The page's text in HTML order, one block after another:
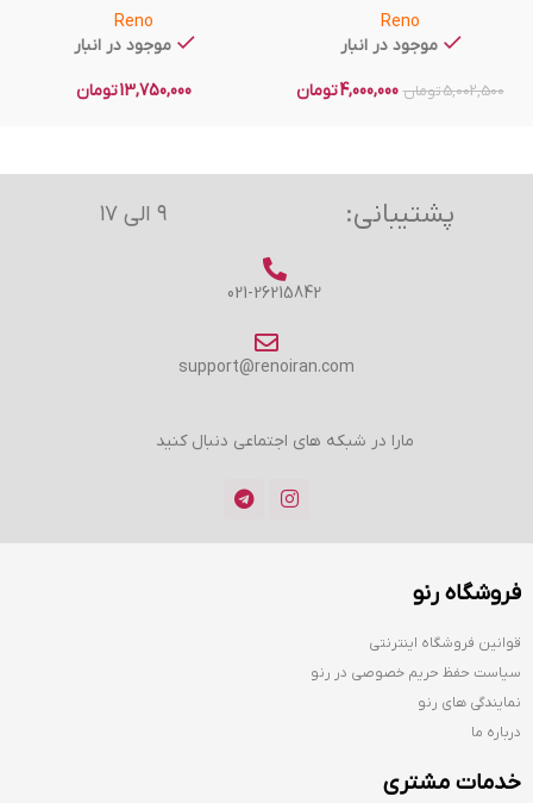
Reno
موجود در انبار
5,002,500تومان 4,000,000تومان
Reno
موجود در انبار
13,750,000تومان
پشتیبانی: ۹ الی ۱۷
021-26215842
support@renoiran.com
مارا در شبکه های اجتماعی دنبال کنید
فروشگاه رنو
قوانین فروشگاه اینترنتی
سیاست حفظ حریم خصوصی در رنو
نمایندگی های رنو
درباره ما
خدمات مشتری